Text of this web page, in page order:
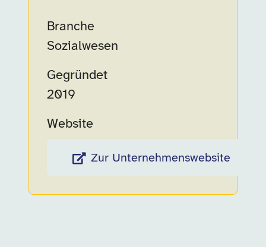
Branche
Sozialwesen
Gegründet
2019
Website
Zur Unternehmenswebsite